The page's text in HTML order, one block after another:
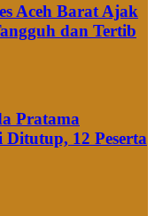
Aceh Barat Ajak
dan Tertib
Pratama
Ditutup, 12 Peserta